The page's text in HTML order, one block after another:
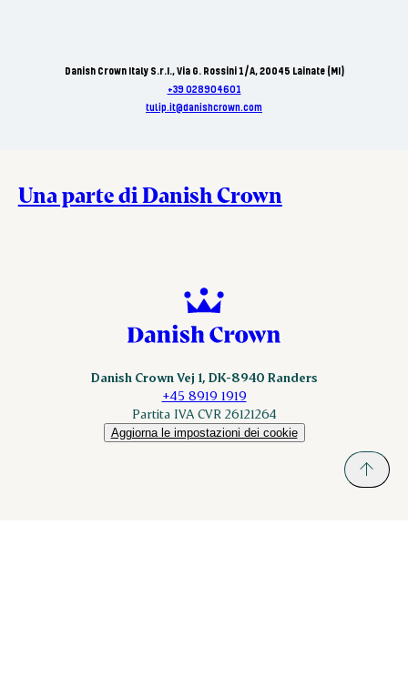
Danish Crown Italy S.r.I., Via G. Rossini 1/A, 20045 Lainate (MI)
+39 028904601
tulip.it@danishcrown.com
Una parte di Danish Crown
Danish Crown Vej 1, DK-8940 Randers
+45 8919 1919
Partita IVA CVR 26121264
Aggiorna le impostazioni dei cookie